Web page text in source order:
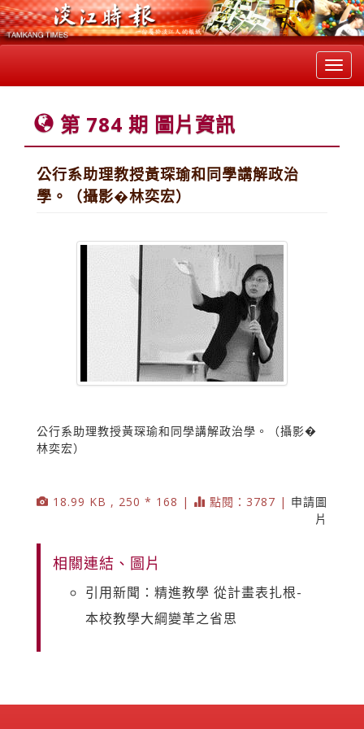
第 784 期 圖片資訊
公行系助理教授黃琛瑜和同學講解政治
學。（攝影�林奕宏）
公行系助理教授黃琛瑜和同學講解政治學。（攝影�
林奕宏）
18.99 KB , 250 * 168 | 點閱：3787 | 申請圖
片
相關連結、圖片
引用新聞：精進教學 從計畫表扎根-
本校教學大綱變革之省思